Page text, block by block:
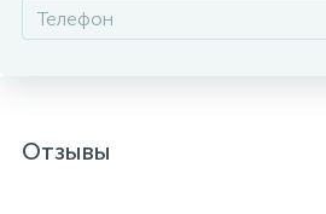
Отзывы